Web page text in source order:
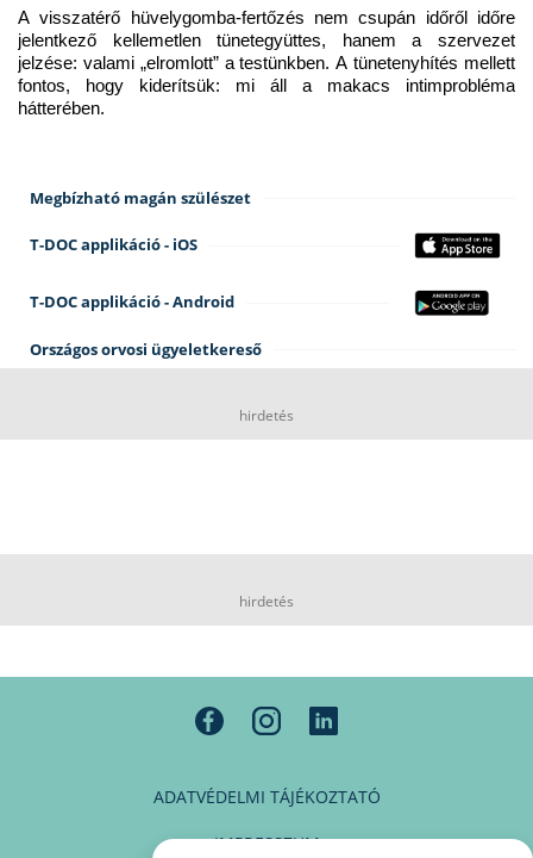
A visszatérő hüvelygomba-fertőzés nem csupán időről időre
jelentkező kellemetlen tünetegyüttes, hanem a szervezet
jelzése: valami „elromlott” a testünkben. A tünetenyhítés mellett
fontos, hogy kiderítsük: mi áll a makacs intimprobléma
hátterében.
Megbízható magán szülészet
T-DOC applikáció - iOS
T-DOC applikáció - Android
Országos orvosi ügyeletkereső
hirdetés
hirdetés
ADATVÉDELMI TÁJÉKOZTATÓ
IMPRESSZUM